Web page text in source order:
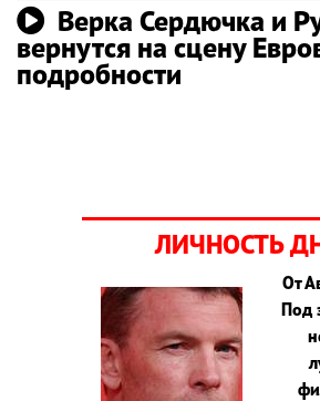
Верка Сердючка и
вернутся на сцену
подробности
ЛИЧНОСТЬ
От
Под